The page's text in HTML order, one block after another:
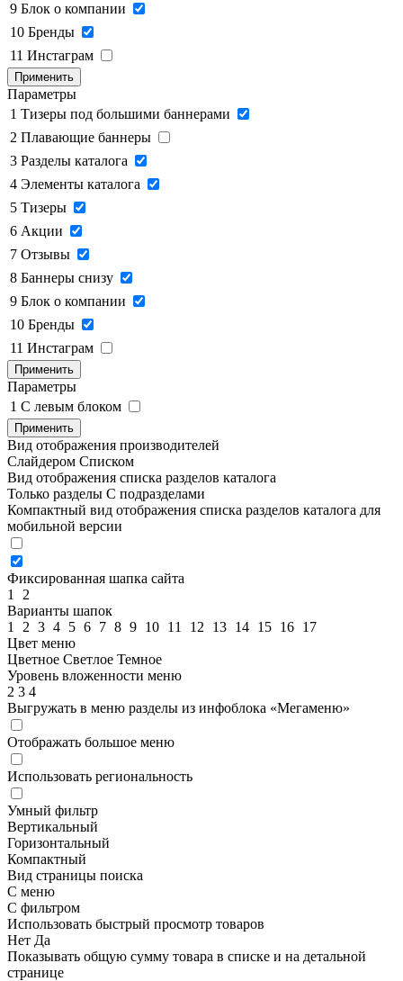
9 Блок о компании
10 Бренды
11 Инстаграм
Применить
Параметры
1 Тизеры под большими баннерами
2 Плавающие баннеры
3 Разделы каталога
4 Элементы каталога
5 Тизеры
6 Акции
7 Отзывы
8 Баннеры снизу
9 Блок о компании
10 Бренды
11 Инстаграм
Применить
Параметры
1 C левым блоком
Применить
Вид отображения производителей
Слайдером Списком
Вид отображения списка разделов каталога
Только разделы С подразделами
Компактный вид отображения списка разделов каталога для
мобильной версии
Фиксированная шапка сайта
1
2
Варианты шапок
1
2 3 4 5 6 7 8 9 10 11 12 13 14 15 16 17
Цвет меню
Цветное Светлое Темное
Уровень вложенности меню
2 3 4
Выгружать в меню разделы из инфоблока «Мегаменю»
Отображать большое меню
Использовать региональность
Умный фильтр
Вертикальный
Горизонтальный
Компактный
Вид страницы поиска
С меню
С фильтром
Использовать быстрый просмотр товаров
Нет Да
Показывать общую сумму товара в списке и на детальной
странице